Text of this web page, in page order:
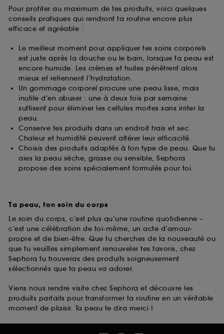
Pour profiter au maximum de tes produits, voici quelques
conseils pratiques qui rendront ta routine encore plus
efficace et agréable :
Le meilleur moment pour appliquer tes soins corporels
est juste après la douche ou le bain, lorsque ta peau est
encore humide. Les crèmes et huiles pénètrent alors
mieux et retiennent l’hydratation.
Un gommage corporel procure une peau lisse, mais
inutile d’en abuser : une à deux fois par semaine
suffisent pour éliminer les cellules mortes sans irriter la
peau.
Conserve tes produits dans un endroit frais et sec.
Chaleur et humidité peuvent altérer leur efficacité.
Choisis des produits adaptés à ton type de peau. Que tu
aies la peau sèche, grasse ou sensible, Sephora
propose des soins spécialement formulés pour toi.
Ta peau, ton soin du corps
Le soin du corps, c’est plus qu’une routine quotidienne –
c’est une célébration de toi-même, un acte d’amour-
propre et de bien-être. Que tu cherches de la nouveauté ou
que tu veuilles simplement renouveler tes favoris, chez
Sephora tu trouveras des produits soigneusement
sélectionnés que ta peau va adorer.
Viens nous rendre visite chez Sephora et découvre les
produits parfaits pour transformer ta routine en un véritable
moment de plaisir. Ta peau te dira merci !